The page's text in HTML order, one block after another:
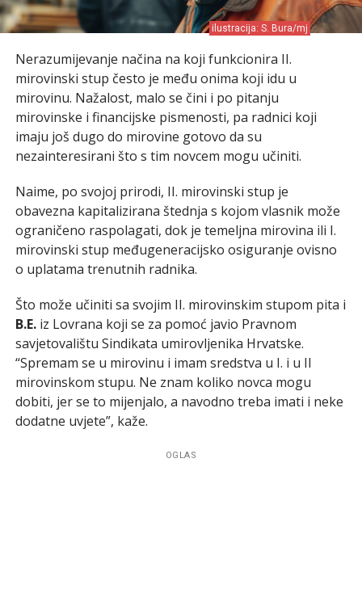
ilustracija: S. Bura/mj
Nerazumijevanje načina na koji funkcionira II.
mirovinski stup često je među onima koji idu u
mirovinu. Nažalost, malo se čini i po pitanju
mirovinske i financijske pismenosti, pa radnici koji
imaju još dugo do mirovine gotovo da su
nezainteresirani što s tim novcem mogu učiniti.
Naime, po svojoj prirodi, II. mirovinski stup je
obavezna kapitalizirana štednja s kojom vlasnik može
ograničeno raspolagati, dok je temeljna mirovina ili I.
mirovinski stup međugeneracijsko osiguranje ovisno
o uplatama trenutnih radnika.
Što može učiniti sa svojim II. mirovinskim stupom pita i
B.E.iz Lovrana koji se za pomoć javio Pravnom
savjetovalištu Sindikata umirovljenika Hrvatske.
“Spremam se u mirovinu i imam sredstva u I. i u II
mirovinskom stupu. Ne znam koliko novca mogu
dobiti, jer se to mijenjalo, a navodno treba imati i neke
dodatne uvjete”, kaže.
OGLAS